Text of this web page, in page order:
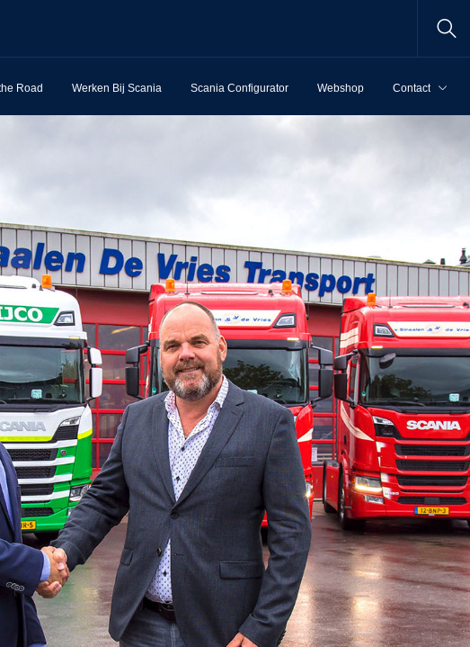
Road Werken Bij Scania Scania Configurator Webshop Contact